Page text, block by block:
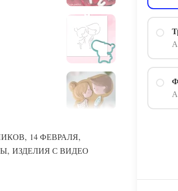
, 14 ФЕВРАЛЯ,
, ИЗДЕЛИЯ С ВИДЕО